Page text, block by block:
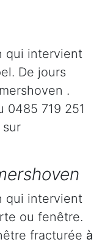
qui intervient
De jours
.
0485 719 251
sur
qui intervient
ou fenêtre.
fracturée à